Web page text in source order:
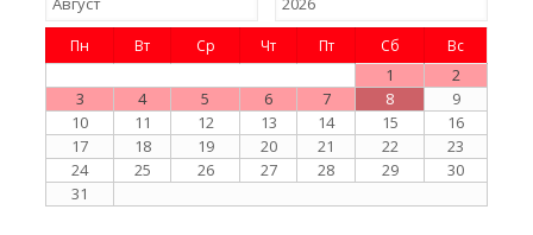
Пн Вт Ср Чт Пт Сб Вс
1
2
3
4 5 6 7 8
9
10
11 12 13 14 15
16
17
18 19 20 21 22
23
24
25 26 27 28 29
30
31